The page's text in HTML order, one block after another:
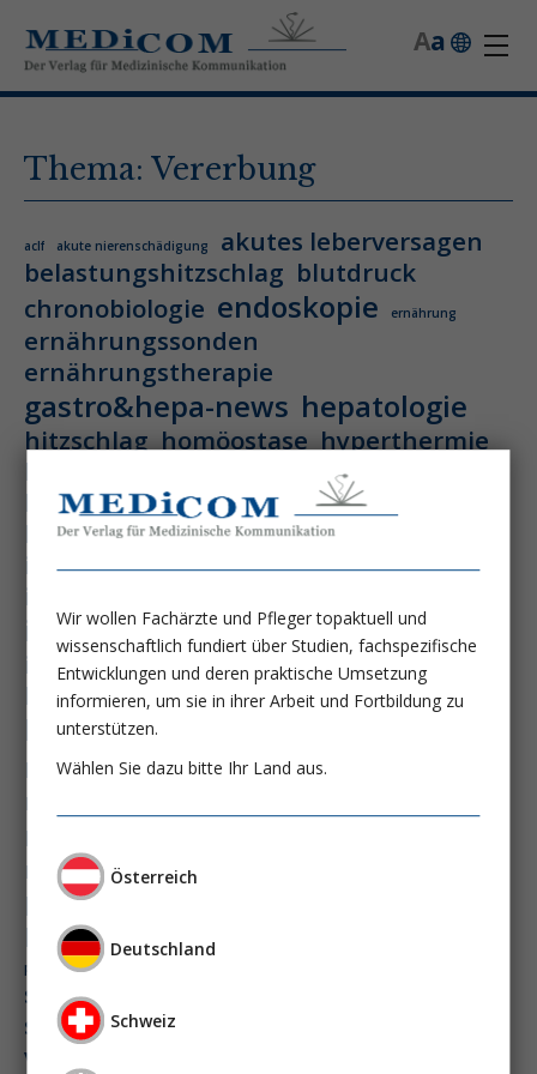
a
A
Thema: Vererbung
aclf akute nierenschädigung
akutes leberversagen
belastungshitzschlag blutdruck
chronobiologie endoskopie ernährung
ernährungssonden
ernährungstherapie
gastro&hepa-news hepatologie
hitzschlag homöostase hyperthermie
hämatologie
hämatologische neoplasie
hämodynamische optimierung
immundysfunktion
immunosep-studie
intensiv-news intensivmedizin
intensivstation intensivversorgung
kdigo-leitlinien lebernekrose
leberzirrhose
masld metabolische lebererkrankung mikrobiom
multiples myelom
nephro-news
niereninsuffizienz
peg-implantationstechniken
perioperative nierenschädigung
pisces-studie
präzisionstherapie
schluckstörung
septischer schock
vasopressortherapie
Wir wollen Fachärzte und Pfleger topaktuell und
wissenschaftlich fundiert über Studien, fachspezifische
Entwicklungen und deren praktische Umsetzung
informieren, um sie in ihrer Arbeit und Fortbildung zu
unterstützen.
Wählen Sie dazu bitte Ihr Land aus.
Österreich
Deutschland
Schweiz